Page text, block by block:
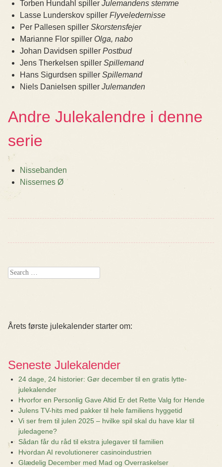
Torben Hundahl spiller Julemandens stemme
Lasse Lunderskov spiller Flyveledernisse
Per Pallesen spiller Skorstensfejer
Marianne Flor spiller Olga, nabo
Johan Davidsen spiller Postbud
Jens Therkelsen spiller Spillemand
Hans Sigurdsen spiller Spillemand
Niels Danielsen spiller Julemanden
Andre Julekalendre i denne
serie
Nissebanden
Nissernes Ø
Search
Årets første julekalender starter om:
Seneste Julekalender
24 dage, 24 historier: Gør december til en gratis lytte-
julekalender
Hvorfor en Personlig Gave Altid Er det Rette Valg for Hende
Julens TV-hits med pakker til hele familiens hyggetid
Vi ser frem til julen 2025 – hvilke spil skal du have klar til
juledagene?
Sådan får du råd til ekstra julegaver til familien
Hvordan AI revolutionerer casinoindustrien
Glædelig December med Mad og Overraskelser